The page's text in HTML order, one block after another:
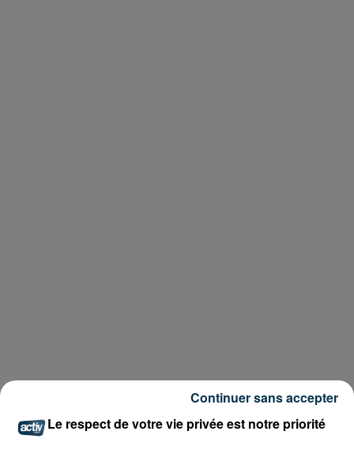
Le respect de votre vie privée est notre priorité
Continuer sans accepter